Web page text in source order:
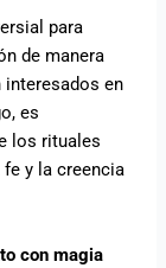
para
de manera
interesados en
es
los rituales
fe y la creencia
con magia